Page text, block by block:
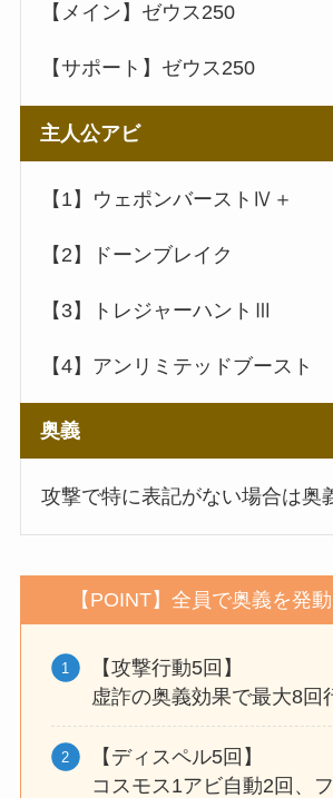
【メイン】ゼウス250
【サポート】ゼウス250
主人公アビ
【1】ウェポンバーストⅣ＋
【2】ドーンブレイク
【3】トレジャーハントⅢ
【4】アンリミテッドブースト
奥義
攻撃で特に表記がない場合は奥
【POINT】全員で奥義を発
【攻撃行動5回】
虚詐の奥義効果で最大8回
【ディスペル5回】
コスモス1アビ自動2回、